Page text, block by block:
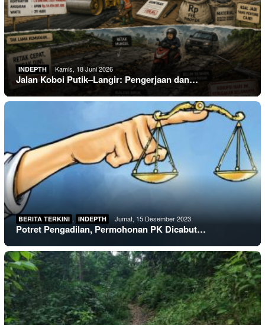
INDEPTH Kamis, 18 Juni 2026
Jalan Koboi Putik–Langir: Pengerjaan dan…
BERITA TERKINI , INDEPTH Jumat, 15 Desember 2023
Potret Pengadilan, Permohonan PK Dicabut…